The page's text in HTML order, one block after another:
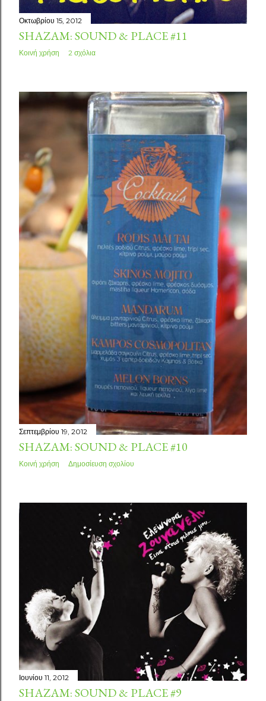
Οκτωβρίου 15, 2012
SHAZAM: SOUND & PLACE #11
Κοινή χρήση 2 σχόλια
Σεπτεμβρίου 19, 2012
SHAZAM: SOUND & PLACE #10
Κοινή χρήση Δημοσίευση σχολίου
Ιουνίου 11, 2012
SHAZAM: SOUND & PLACE #9